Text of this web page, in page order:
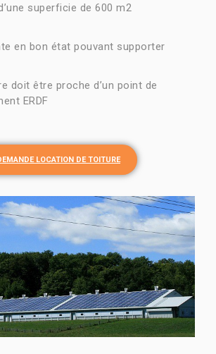
superficie de 600 m2
en bon état pouvant supporter
doit être proche d’un point de
ERDF
LOCATION DE TOITURE